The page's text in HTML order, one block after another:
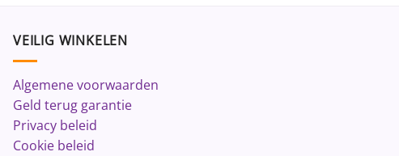
VEILIG WINKELEN
Algemene voorwaarden
Geld terug garantie
Privacy beleid
Cookie beleid